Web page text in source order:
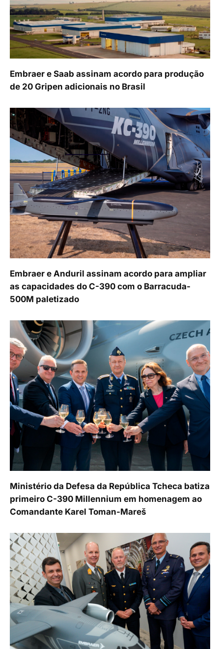
Embraer e Saab assinam acordo para produção
de 20 Gripen adicionais no Brasil
Embraer e Anduril assinam acordo para ampliar
as capacidades do C-390 com o Barracuda-
500M paletizado
Ministério da Defesa da República Tcheca batiza
primeiro C-390 Millennium em homenagem ao
Comandante Karel Toman-Mareš